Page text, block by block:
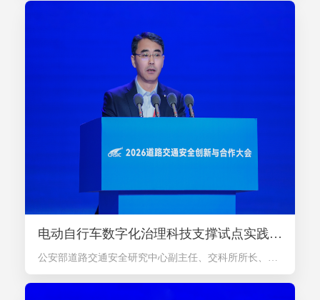
电动自行车数字化治理科技支撑试点实践分享-刘东波
公安部道路交通安全研究中心副主任、交科所所长、研究员